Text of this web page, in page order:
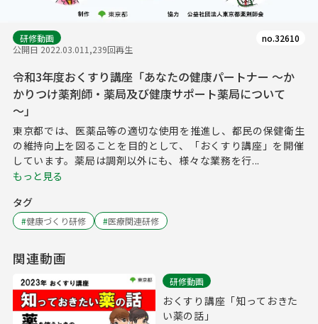
研修動画
公開日 2022.03.011,239回再生
no.32610
令和3年度おくすり講座「あなたの健康パートナー ～か
かりつけ薬剤師・薬局及び健康サポート薬局について
～」
東京都では、医薬品等の適切な使用を推進し、都民の保健衛生
の維持向上を図ることを目的として、「おくすり講座」を開催
しています。薬局は調剤以外にも、様々な業務を行...
もっと見る
タグ
#健康づくり研修 #医療関連研修
関連動画
研修動画
おくすり講座「知っておきた
い薬の話」